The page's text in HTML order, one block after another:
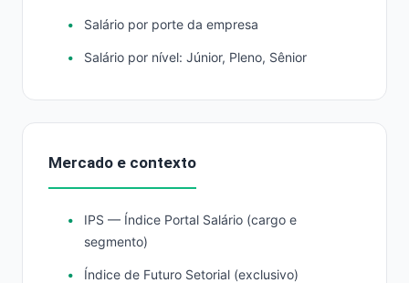
Salário por porte da empresa
Salário por nível: Júnior, Pleno, Sênior
Mercado e contexto
IPS — Índice Portal Salário (cargo e
segmento)
Índice de Futuro Setorial (exclusivo)